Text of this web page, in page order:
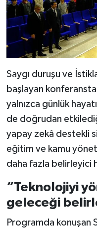
Saygı duruşu ve
başlayan
yalnızca günlük
de doğrudan
yapay zekâ destekli
eğitim ve kamu
daha fazla belirleyici
“Teknolojiyi
geleceği
Programda konuşan